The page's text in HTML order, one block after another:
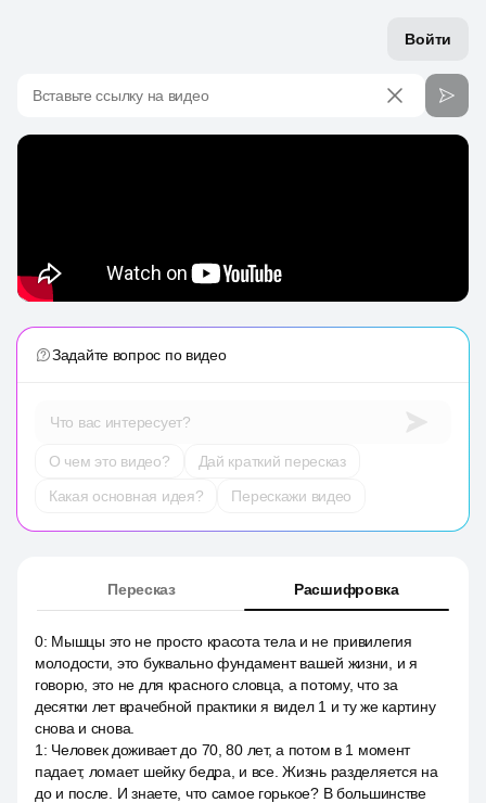
Войти
Вставьте ссылку на видео
Задайте вопрос по видео
Что вас интересует?
О чем это видео?
Дай краткий пересказ
Какая основная идея?
Перескажи видео
Пересказ Расшифровка
0: Мышцы это не просто красота тела и не привилегия
молодости, это буквально фундамент вашей жизни, и я
говорю, это не для красного словца, а потому, что за
десятки лет врачебной практики я видел 1 и ту же картину
снова и снова.
1 : Человек доживает до 70, 80 лет, а потом в 1 момент
падает, ломает шейку бедра, и все. Жизнь разделяется на
до и после. И знаете, что самое горькое? В большинстве